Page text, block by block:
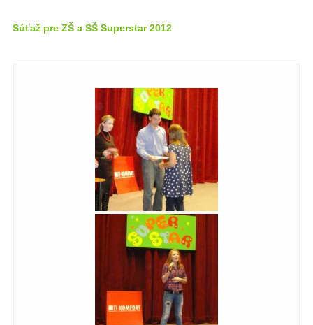
Súťaž pre ZŠ a SŠ Superstar 2012